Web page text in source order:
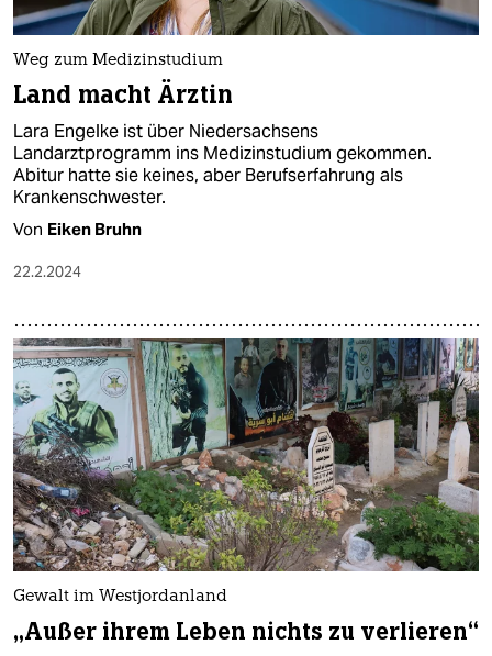
Weg zum Medizinstudium
Land macht Ärztin
Lara Engelke ist über Niedersachsens
Landarztprogramm ins Medizinstudium gekommen.
Abitur hatte sie keines, aber Berufserfahrung als
Krankenschwester.
Von Eiken Bruhn
22.2.2024
Gewalt im Westjordanland
„Außer ihrem Leben nichts zu verlieren“